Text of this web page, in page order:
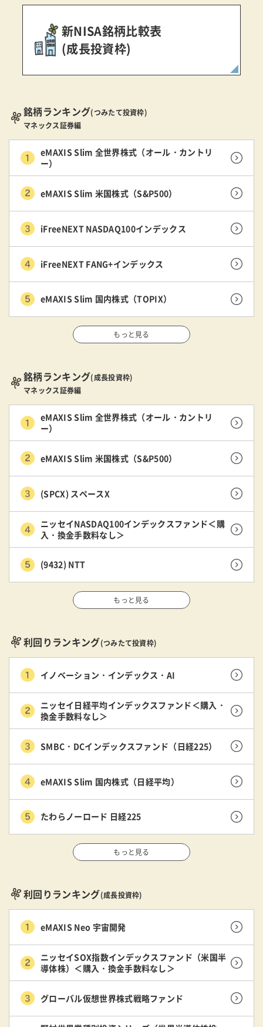
新NISA銘柄比較表
(成長投資枠)
銘柄ランキング(つみたて投資枠)
マネックス証券編
eMAXIS Slim 全世界株式（オール・カントリ
ー）
eMAXIS Slim 米国株式（S&P500）
iFreeNEXT NASDAQ100インデックス
iFreeNEXT FANG+インデックス
eMAXIS Slim 国内株式（TOPIX）
もっと見る
銘柄ランキング(成長投資枠)
マネックス証券編
eMAXIS Slim 全世界株式（オール・カントリ
ー）
eMAXIS Slim 米国株式（S&P500）
(SPCX) スペースX
ニッセイNASDAQ100インデックスファンド＜購
入・換金手数料なし＞
(9432) NTT
もっと見る
利回りランキング(つみたて投資枠)
イノベーション・インデックス・AI
ニッセイ日経平均インデックスファンド＜購入・
換金手数料なし＞
SMBC・DCインデックスファンド（日経225）
eMAXIS Slim 国内株式（日経平均）
たわらノーロード 日経225
もっと見る
利回りランキング(成長投資枠)
eMAXIS Neo 宇宙開発
ニッセイSOX指数インデックスファンド（米国半
導体株）＜購入・換金手数料なし＞
グローバル仮想世界株式戦略ファンド